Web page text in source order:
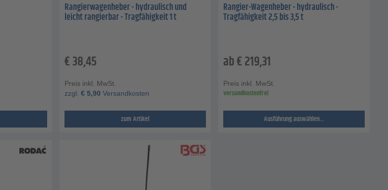
Rangierwagenheber - hydraulisch und
leicht rangierbar - Tragfähigkeit 1 t
€38,45
Preis inkl. MwSt.
zzgl. € 5,90 Versandkosten
zum Artikel
Rangier-Wagenheber - hydraulisch -
Tragfähigkeit 2,5 bis 3,5 t
ab€219,31
Preis inkl. MwSt.
versandkostenfrei
Ausführung auswählen...